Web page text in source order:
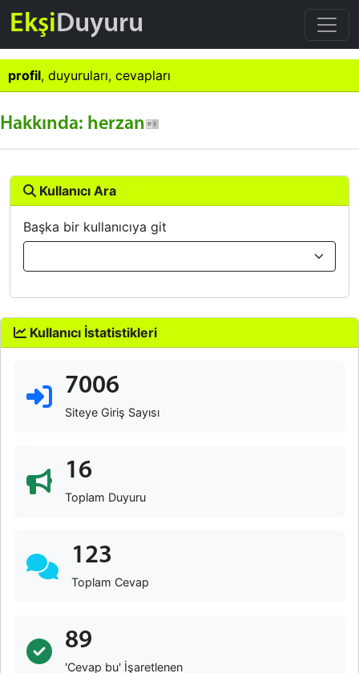
EkşiDuyuru
profil, duyuruları, cevapları
Hakkında: herzan
Kullanıcı Ara
Başka bir kullanıcıya git
Kullanıcı İstatistikleri
7006
Siteye Giriş Sayısı
16
Toplam Duyuru
123
Toplam Cevap
89
'Cevap bu' İşaretlenen